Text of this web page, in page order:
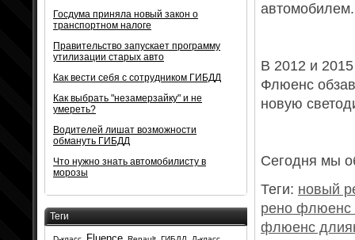
автомобилем.
В 2012 и
Флюенс
новую
Сегодня мы
Теги: новый
рено флюенс
флюенс
Госдума приняла новый закон о
транспортном налоге
Правительство запускает программу
утилизации старых авто
Как вести себя с сотрудником ГИБДД
Как выбрать "незамерзайку" и не
умереть?
Водителей лишат возможности
обмануть ГИБДД
Что нужно знать автомобилисту в
морозы
Теги